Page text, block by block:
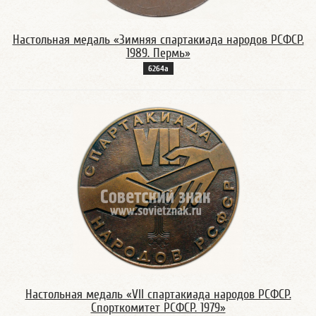
Настольная медаль «Зимняя спартакиада народов РСФСР.
1989. Пермь»
6264а
Настольная медаль «VII спартакиада народов РСФСР.
Спорткомитет РСФСР. 1979»